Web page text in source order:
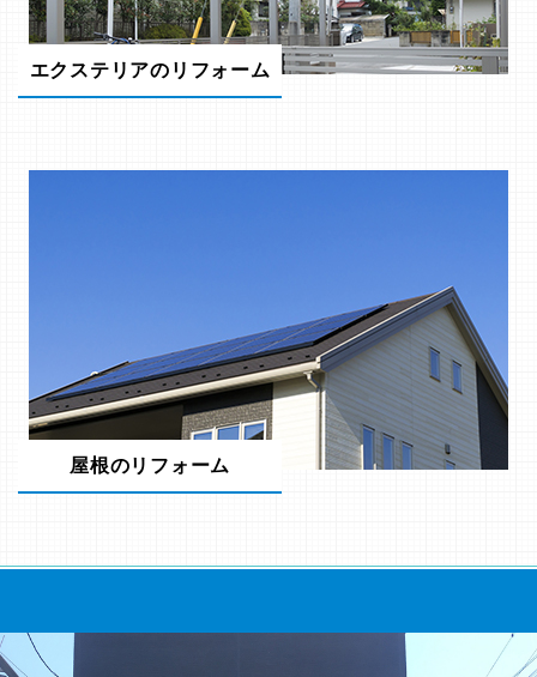
エクステリアのリフォーム
屋根のリフォーム